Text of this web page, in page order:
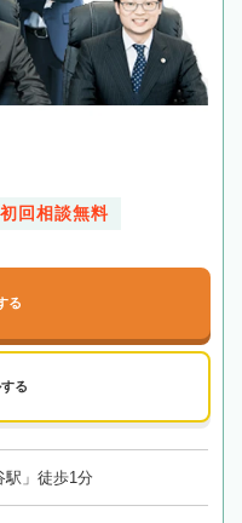
初回相談無料
る
る
駅」徒歩1分